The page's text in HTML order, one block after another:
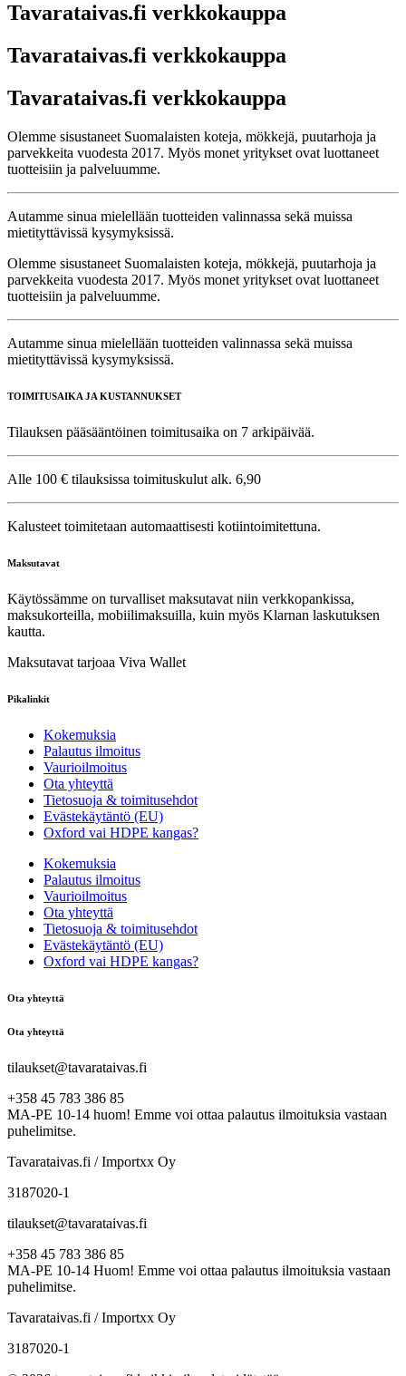
Tavarataivas.fi verkkokauppa
Tavarataivas.fi verkkokauppa
Tavarataivas.fi verkkokauppa
Olemme sisustaneet Suomalaisten koteja, mökkejä, puutarhoja ja
parvekkeita vuodesta 2017. Myös monet yritykset ovat luottaneet
tuotteisiin ja palveluumme.
Autamme sinua mielellään tuotteiden valinnassa sekä muissa
mietityttävissä kysymyksissä.
Olemme sisustaneet Suomalaisten koteja, mökkejä, puutarhoja ja
parvekkeita vuodesta 2017. Myös monet yritykset ovat luottaneet
tuotteisiin ja palveluumme.
Autamme sinua mielellään tuotteiden valinnassa sekä muissa
mietityttävissä kysymyksissä.
TOIMITUSAIKA JA KUSTANNUKSET
Tilauksen pääsääntöinen toimitusaika on 7 arkipäivää.
Alle 100 € tilauksissa toimituskulut alk. 6,90
Kalusteet toimitetaan automaattisesti kotiintoimitettuna.
Maksutavat
Käytössämme on turvalliset maksutavat niin verkkopankissa,
maksukorteilla, mobiilimaksuilla, kuin myös Klarnan laskutuksen
kautta.
Maksutavat tarjoaa Viva Wallet
Pikalinkit
Kokemuksia
Palautus ilmoitus
Vaurioilmoitus
Ota yhteyttä
Tietosuoja & toimitusehdot
Evästekäytäntö (EU)
Oxford vai HDPE kangas?
Kokemuksia
Palautus ilmoitus
Vaurioilmoitus
Ota yhteyttä
Tietosuoja & toimitusehdot
Evästekäytäntö (EU)
Oxford vai HDPE kangas?
Ota yhteyttä
Ota yhteyttä
tilaukset@tavarataivas.fi
+358 45 783 386 85
MA-PE 10-14 huom! Emme voi ottaa palautus ilmoituksia vastaan
puhelimitse.
Tavarataivas.fi / Importxx Oy
3187020-1
tilaukset@tavarataivas.fi
+358 45 783 386 85
MA-PE 10-14 Huom! Emme voi ottaa palautus ilmoituksia vastaan
puhelimitse.
Tavarataivas.fi / Importxx Oy
3187020-1